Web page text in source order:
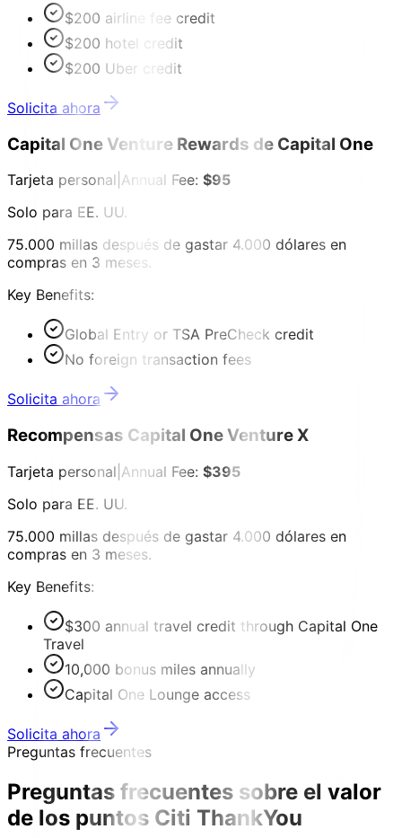
$200 airline fee credit
$200 hotel credit
$200 Uber credit
Solicita ahora
Capital One Venture Rewards de Capital One
Tarjeta personal Annual Fee: $95
Solo para EE. UU.
75.000 millas después de gastar 4.000 dólares en
compras en 3 meses.
Key Benefits:
Global Entry or TSA PreCheck credit
No foreign transaction fees
Solicita ahora
Recompensas Capital One Venture X
Tarjeta personal Annual Fee: $395
Solo para EE. UU.
75.000 millas después de gastar 4.000 dólares en
compras en 3 meses.
Key Benefits:
$300 annual travel credit through Capital One
Travel
10,000 bonus miles annually
Capital One Lounge access
Solicita ahora
Preguntas frecuentes
Preguntas frecuentes sobre el valor
de los puntos Citi ThankYou